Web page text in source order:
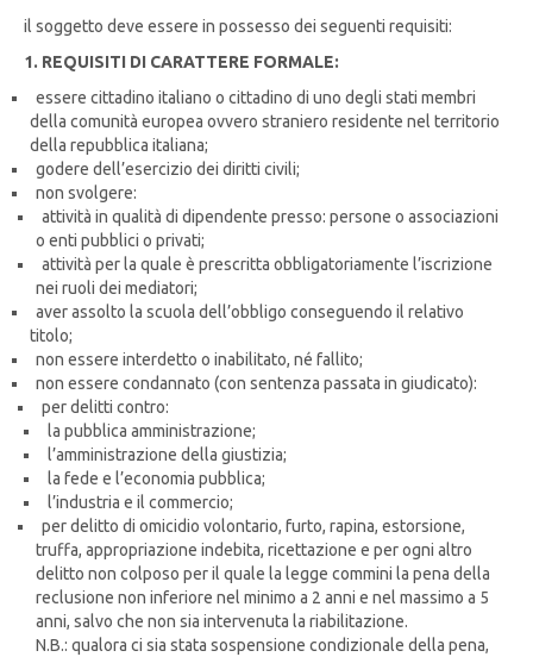
il soggetto deve essere in possesso dei seguenti requisiti:
1. REQUISITI DI CARATTERE FORMALE:
essere cittadino italiano o cittadino di uno degli stati membri
della comunità europea ovvero straniero residente nel territorio
della repubblica italiana;
godere dell’esercizio dei diritti civili;
non svolgere:
attività in qualità di dipendente presso: persone o associazioni
o enti pubblici o privati;
attività per la quale è prescritta obbligatoriamente l’iscrizione
nei ruoli dei mediatori;
aver assolto la scuola dell’obbligo conseguendo il relativo
titolo;
non essere interdetto o inabilitato, né fallito;
non essere condannato (con sentenza passata in giudicato):
per delitti contro:
la pubblica amministrazione;
l’amministrazione della giustizia;
la fede e l’economia pubblica;
l’industria e il commercio;
per delitto di omicidio volontario, furto, rapina, estorsione,
truffa, appropriazione indebita, ricettazione e per ogni altro
delitto non colposo per il quale la legge commini la pena della
reclusione non inferiore nel minimo a 2 anni e nel massimo a 5
anni, salvo che non sia intervenuta la riabilitazione.
N.B.: qualora ci sia stata sospensione condizionale della pena,